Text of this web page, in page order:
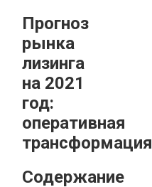
Прогноз
рынка
лизинга
на 2021
год:
оперативная
трансформация
Содержание